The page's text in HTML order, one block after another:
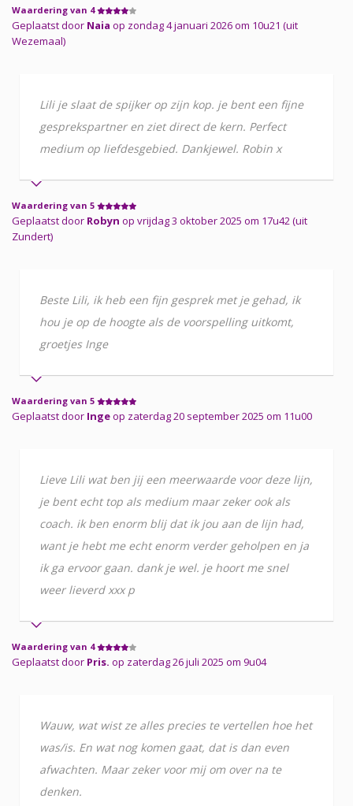
Waardering van 4
Geplaatst door Naia op zondag 4 januari 2026 om 10u21 (uit
Wezemaal)
Lili je slaat de spijker op zijn kop. je bent een fijne
gesprekspartner en ziet direct de kern. Perfect
medium op liefdesgebied. Dankjewel. Robin x
Waardering van 5
Geplaatst door Robyn op vrijdag 3 oktober 2025 om 17u42 (uit
Zundert)
Beste Lili, ik heb een fijn gesprek met je gehad, ik
hou je op de hoogte als de voorspelling uitkomt,
groetjes Inge
Waardering van 5
Geplaatst door Ingeop zaterdag 20 september 2025 om 11u00
Lieve Lili wat ben jij een meerwaarde voor deze lijn,
je bent echt top als medium maar zeker ook als
coach. ik ben enorm blij dat ik jou aan de lijn had,
want je hebt me echt enorm verder geholpen en ja
ik ga ervoor gaan. dank je wel. je hoort me snel
weer lieverd xxx p
Waardering van 4
Geplaatst door Pris. op zaterdag 26 juli 2025 om 9u04
Wauw, wat wist ze alles precies te vertellen hoe het
was/is. En wat nog komen gaat, dat is dan even
afwachten. Maar zeker voor mij om over na te
denken.